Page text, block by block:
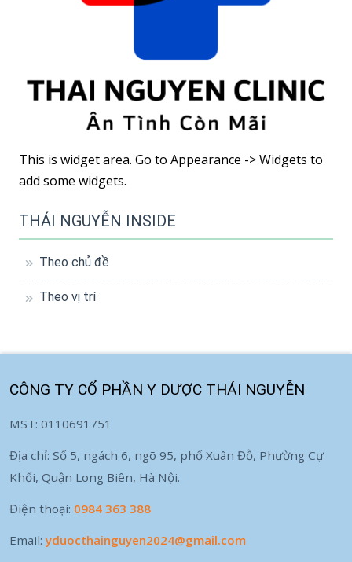
This is widget area. Go to Appearance -> Widgets to
add some widgets.
THÁI NGUYỄN INSIDE
Theo chủ đề
Theo vị trí
CÔNG TY CỔ PHẦN Y DƯỢC THÁI NGUYỄN
MST: 0110691751
Địa chỉ: Số 5, ngách 6, ngõ 95, phố Xuân Đỗ, Phường Cự
Khối, Quận Long Biên, Hà Nội.
Điện thoại: 0984 363 388
Email:yduocthainguyen2024@gmail.com